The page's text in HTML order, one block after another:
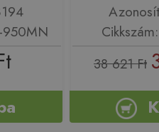
950MN
38 621 Ft